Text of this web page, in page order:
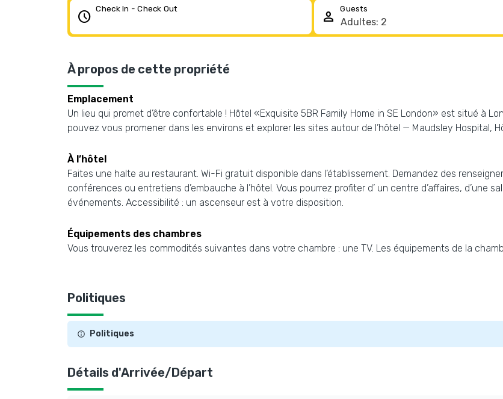
schedule Check In - Check Out person Guests
À propos de cette propriété
Emplacement
Un lieu qui promet d’être confortable ! Hôtel «Exquisite 5BR Family Home in SE London» est situé à
pouvez vous promener dans les environs et explorer les sites autour de l’hôtel — Maudsley Hospital,
À l’hôtel
Faites une halte au restaurant. Wi-Fi gratuit disponible dans l’établissement. Demandez des
conférences ou entretiens d’embauche à l’hôtel. Vous pourrez profiter d’ un centre d’affaires, d’une
événements. Accessibilité : un ascenseur est à votre disposition.
Équipements des chambres
Vous trouverez les commodités suivantes dans votre chambre : une TV. Les équipements de la
Politiques
Politiques
Détails d'Arrivée/Départ